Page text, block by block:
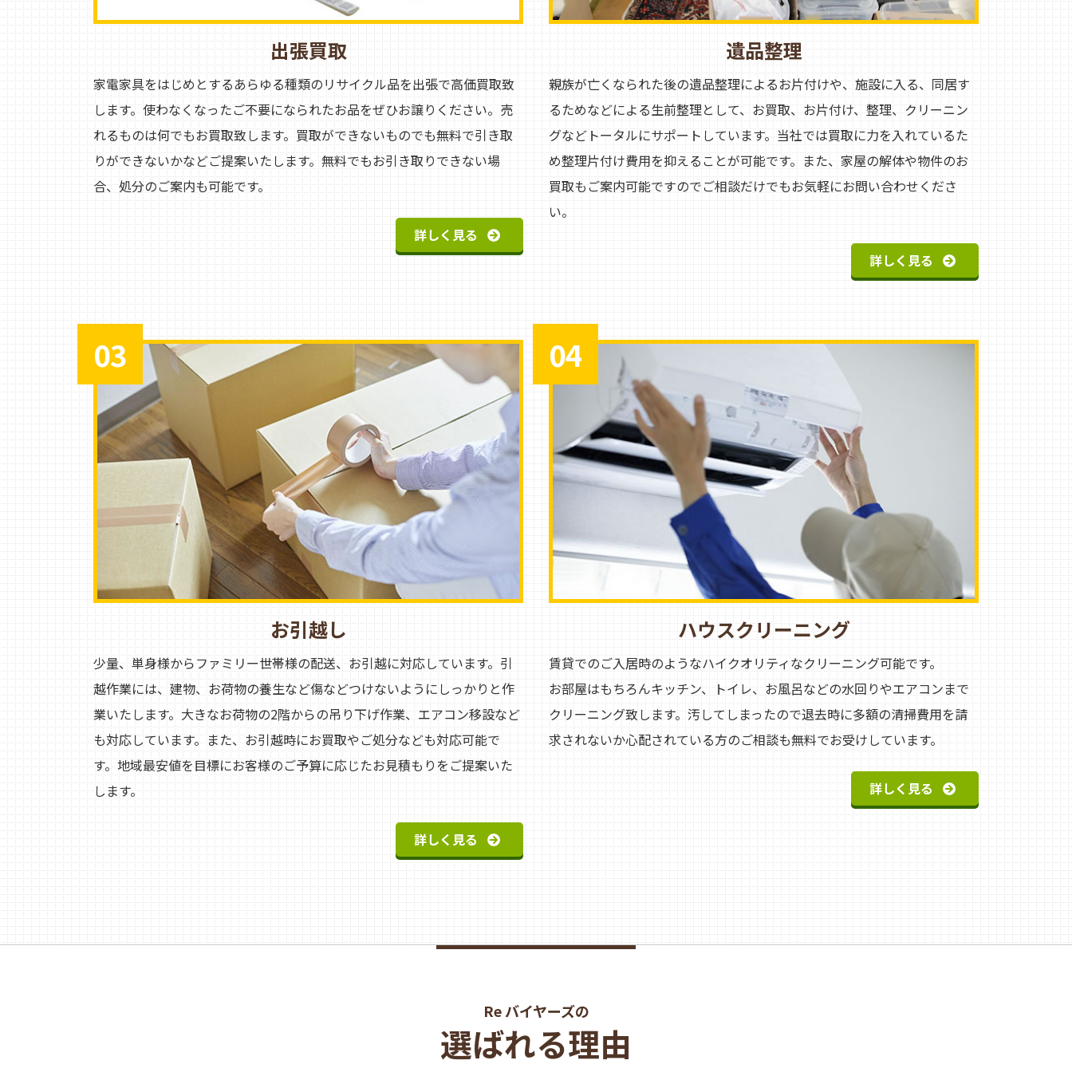
出張買取
家電家具をはじめとするあらゆる種類のリサイクル品を出張で高価買取致
します。使わなくなったご不要になられたお品をぜひお譲りください。売
れるものは何でもお買取致します。買取ができないものでも無料で引き取
りができないかなどご提案いたします。無料でもお引き取りできない場
合、処分のご案内も可能です。
詳しく見る
遺品整理
親族が亡くなられた後の遺品整理によるお片付けや、施設に入る、同居す
るためなどによる生前整理として、お買取、お片付け、整理、クリーニン
グなどトータルにサポートしています。当社では買取に力を入れているた
め整理片付け費用を抑えることが可能です。また、家屋の解体や物件のお
買取もご案内可能ですのでご相談だけでもお気軽にお問い合わせくださ
い。
詳しく見る
03
お引越し
少量、単身様からファミリー世帯様の配送、お引越に対応しています。引
越作業には、建物、お荷物の養生など傷などつけないようにしっかりと作
業いたします。大きなお荷物の2階からの吊り下げ作業、エアコン移設など
も対応しています。また、お引越時にお買取やご処分なども対応可能で
す。地域最安値を目標にお客様のご予算に応じたお見積もりをご提案いた
します。
詳しく見る
04
ハウスクリーニング
賃貸でのご入居時のようなハイクオリティなクリーニング可能です。
お部屋はもちろんキッチン、トイレ、お風呂などの水回りやエアコンまで
クリーニング致します。汚してしまったので退去時に多額の清掃費用を請
求されないか心配されている方のご相談も無料でお受けしています。
詳しく見る
Re バイヤーズの
選ばれる理由